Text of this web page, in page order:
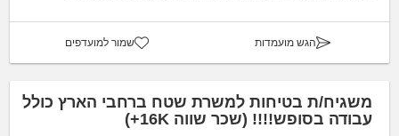
הגש מועמדות שמור למועדפים
משגיח/ת בטיחות למשרת שטח ברחבי הארץ כולל
עבודה בסופש!!!! (שכר שווה 16K+)